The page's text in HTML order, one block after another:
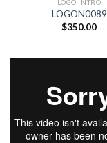
LOGO INTRO
LOGON0089
$350.00